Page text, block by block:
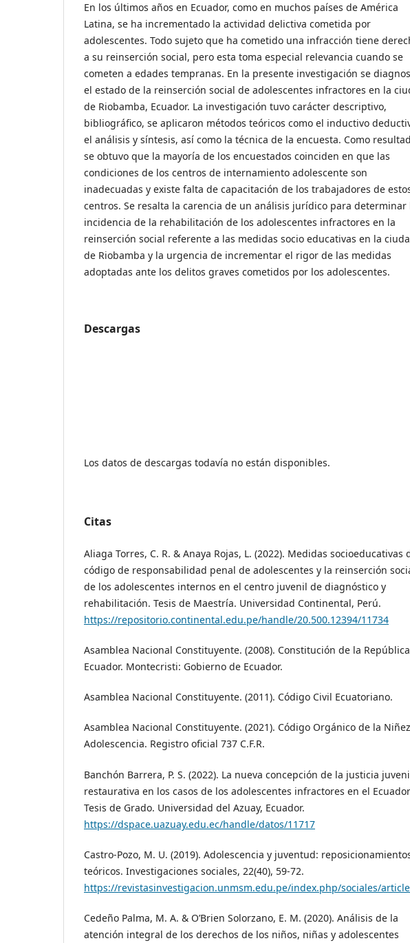
En los últimos años en Ecuador, como en muchos países de América
Latina, se ha incrementado la actividad delictiva cometida por
adolescentes. Todo sujeto que ha cometido una infracción tiene
a su reinserción social, pero esta toma especial relevancia cuando se
cometen a edades tempranas. En la presente investigación se
el estado de la reinserción social de adolescentes infractores en la
de Riobamba, Ecuador. La investigación tuvo carácter descriptivo,
bibliográfico, se aplicaron métodos teóricos como el inductivo
el análisis y síntesis, así como la técnica de la encuesta. Como
se obtuvo que la mayoría de los encuestados coinciden en que las
condiciones de los centros de internamiento adolescente son
inadecuadas y existe falta de capacitación de los trabajadores de
centros. Se resalta la carencia de un análisis jurídico para determinar
incidencia de la rehabilitación de los adolescentes infractores en la
reinserción social referente a las medidas socio educativas en la
de Riobamba y la urgencia de incrementar el rigor de las medidas
adoptadas ante los delitos graves cometidos por los adolescentes.
Descargas
Los datos de descargas todavía no están disponibles.
Citas
Aliaga Torres, C. R. & Anaya Rojas, L. (2022). Medidas socioeducativas
código de responsabilidad penal de adolescentes y la reinserción
de los adolescentes internos en el centro juvenil de diagnóstico y
rehabilitación. Tesis de Maestría. Universidad Continental, Perú.
https://repositorio.continental.edu.pe/handle/20.500.12394/11734
Asamblea Nacional Constituyente. (2008). Constitución de la
Ecuador. Montecristi: Gobierno de Ecuador.
Asamblea Nacional Constituyente. (2011). Código Civil Ecuatoriano.
Asamblea Nacional Constituyente. (2021). Código Orgánico de la
Adolescencia. Registro oficial 737 C.F.R.
Banchón Barrera, P. S. (2022). La nueva concepción de la justicia
restaurativa en los casos de los adolescentes infractores en el
Tesis de Grado. Universidad del Azuay, Ecuador.
https://dspace.uazuay.edu.ec/handle/datos/11717
Castro-Pozo, M. U. (2019). Adolescencia y juventud:
teóricos. Investigaciones sociales, 22(40), 59-72.
https://revistasinvestigacion.unmsm.edu.pe/index.php/sociales/
Cedeño Palma, M. A. & O’Brien Solorzano, E. M. (2020). Análisis de la
atención integral de los derechos de los niños, niñas y adolescentes